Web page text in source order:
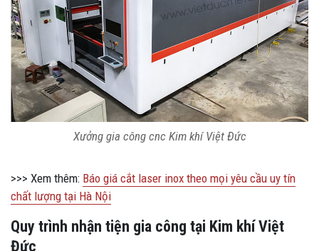
Xưởng gia công cnc Kim khí Việt Đức
>>> Xem thêm: Báo giá cắt laser inox theo mọi yêu cầu uy tín
chất lượng tại Hà Nội
Quy trình nhận tiện gia công tại Kim khí Việt
Đức